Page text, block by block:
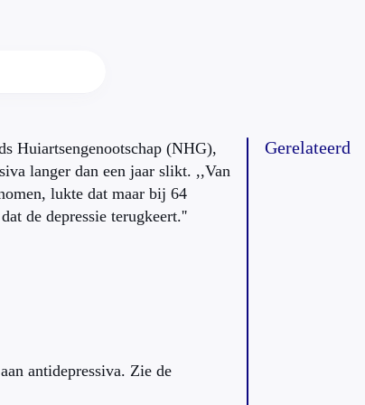
Huiartsengenootschap (NHG),
langer dan een jaar slikt. ,,Van
lukte dat maar bij 64
de depressie terugkeert.''
antidepressiva. Zie de
Gerelateerd